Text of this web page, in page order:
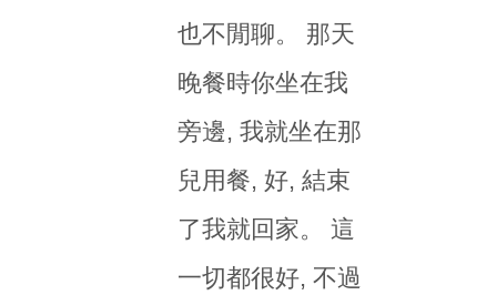
也不閒聊。 那天
晚餐時你坐在我
旁邊, 我就坐在那
兒用餐, 好, 結束
了我就回家。 這
一切都很好, 不過